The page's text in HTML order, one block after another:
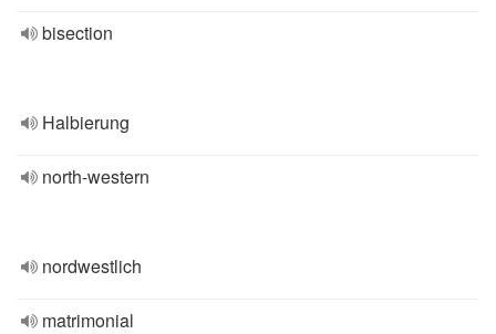
bisection
Halbierung
north-western
nordwestlich
matrimonial